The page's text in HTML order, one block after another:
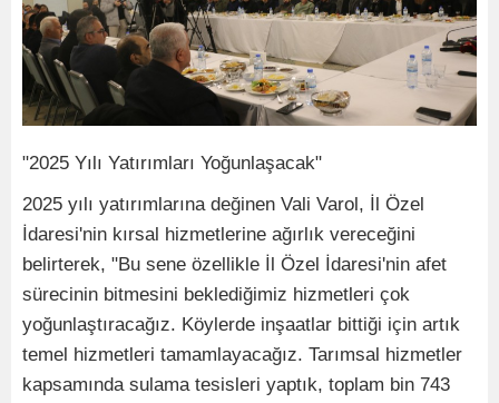
"2025 Yılı Yatırımları Yoğunlaşacak"
2025 yılı yatırımlarına değinen Vali Varol, İl Özel
İdaresi'nin kırsal hizmetlerine ağırlık vereceğini
belirterek, "Bu sene özellikle İl Özel İdaresi'nin afet
sürecinin bitmesini beklediğimiz hizmetleri çok
yoğunlaştıracağız. Köylerde inşaatlar bittiği için artık
temel hizmetleri tamamlayacağız. Tarımsal hizmetler
kapsamında sulama tesisleri yaptık, toplam bin 743